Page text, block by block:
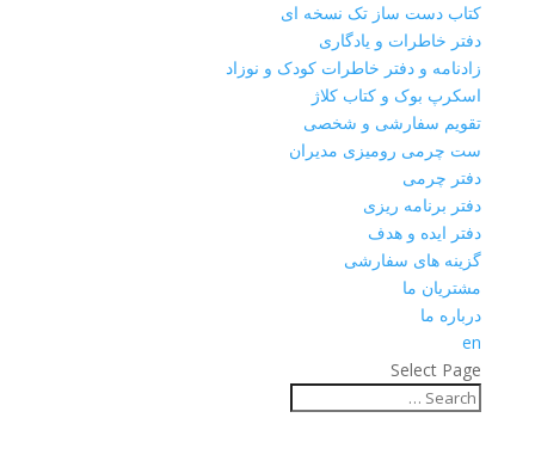
کتاب دست ساز تک نسخه ای
دفتر خاطرات و یادگاری
زادنامه و دفتر خاطرات کودک و نوزاد
اسکرپ بوک و کتاب کلاژ
تقویم سفارشی و شخصی
ست چرمی رومیزی مدیران
دفتر چرمی
دفتر برنامه ریزی
دفتر ایده و هدف
گزینه های سفارشی
مشتریان ما
درباره ما
en
Select Page